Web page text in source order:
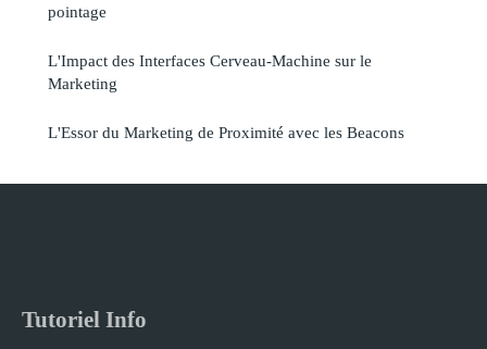
pointage
L'Impact des Interfaces Cerveau-Machine sur le
Marketing
L'Essor du Marketing de Proximité avec les Beacons
Tutoriel Info